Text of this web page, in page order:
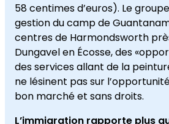
58 centimes d’euros). Le
gestion du camp de
centres de Harmondsworth
Dungavel en Écosse, des
des services allant de la
ne lésinent pas sur
bon marché et sans droits.
L’immigration rapporte plus